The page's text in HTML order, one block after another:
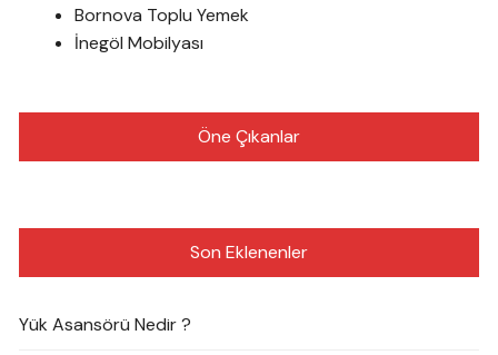
Bornova Toplu Yemek
İnegöl Mobilyası
Öne Çıkanlar
Son Eklenenler
Yük Asansörü Nedir ?